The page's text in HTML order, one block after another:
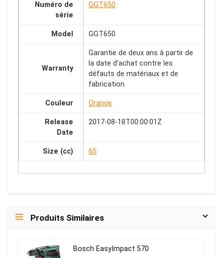
Numéro de
série
GGT650
Model GGT650
Warranty
Garantie de deux ans à partir de
la date d'achat contre les
défauts de matériaux et de
fabrication.
Couleur Orange
Release
Date
2017-08-18T00:00:01Z
Size (cc) 65
Produits Similaires
Bosch EasyImpact 570